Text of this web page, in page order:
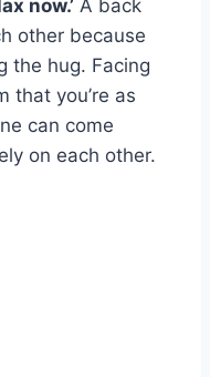
now.’ A back
other because
the hug. Facing
that you’re as
can come
on each other.